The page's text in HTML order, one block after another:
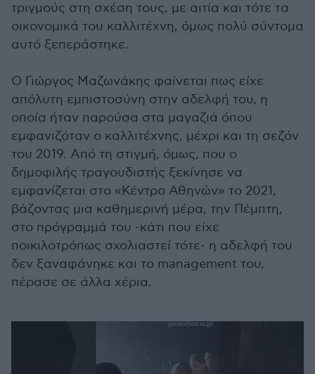
τριγμούς στη σχέση τους, με αιτία και τότε τα
οικονομικά του καλλιτέχνη, όμως πολύ σύντομα
αυτό ξεπεράστηκε.
Ο Γιώργος Μαζωνάκης φαίνεται πως είχε
απόλυτη εμπιστοσύνη στην αδελφή του, η
οποία ήταν παρούσα στα μαγαζιά όπου
εμφανιζόταν ο καλλιτέχνης, μέχρι και τη σεζόν
του 2019. Από τη στιγμή, όμως, που ο
δημοφιλής τραγουδιστής ξεκίνησε να
εμφανίζεται στο «Κέντρο Αθηνών» το 2021,
βάζοντας μια καθημερινή μέρα, την Πέμπτη,
στο πρόγραμμά του -κάτι που είχε
ποικιλοτρόπως σχολιαστεί τότε- η αδελφή του
δεν ξαναφάνηκε και το management του,
πέρασε σε άλλα χέρια.